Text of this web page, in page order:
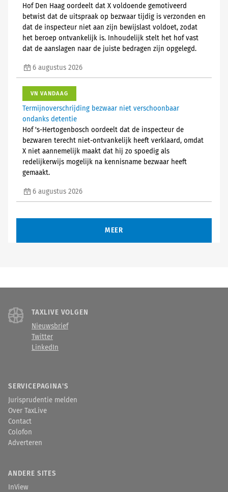
Hof Den Haag oordeelt dat X voldoende gemotiveerd
betwist dat de uitspraak op bezwaar tijdig is verzonden en
dat de inspecteur niet aan zijn bewijslast voldoet, zodat
het beroep ontvankelijk is. Inhoudelijk stelt het hof vast
dat de aanslagen naar de juiste bedragen zijn opgelegd.
6 augustus 2026
VN VANDAAG
Termijnoverschrijding bezwaar niet verschoonbaar
ondanks detentie
Hof 's-Hertogenbosch oordeelt dat de inspecteur de
bezwaren terecht niet-ontvankelijk heeft verklaard, omdat
X niet aannemelijk maakt dat hij zo spoedig als
redelijkerwijs mogelijk na kennisname bezwaar heeft
gemaakt.
6 augustus 2026
MEER
TAXLIVE VOLGEN
Nieuwsbrief
Twitter
LinkedIn
SERVICEPAGINA'S
Jurisprudentie melden
Over TaxLive
Contact
Colofon
Adverteren
ANDERE SITES
InView